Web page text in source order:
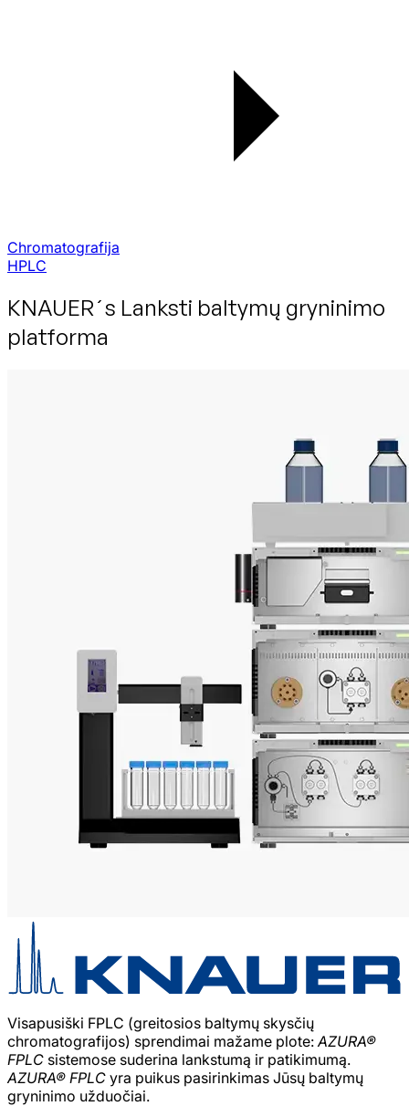
Chromatografija
HPLC
KNAUER´s Lanksti baltymų gryninimo
platforma
Visapusiški FPLC (greitosios baltymų skysčių
chromatografijos) sprendimai mažame plote: AZURA®
FPLC sistemose suderina lankstumą ir patikimumą.
AZURA® FPLC yra puikus pasirinkimas Jūsų baltymų
gryninimo užduočiai.